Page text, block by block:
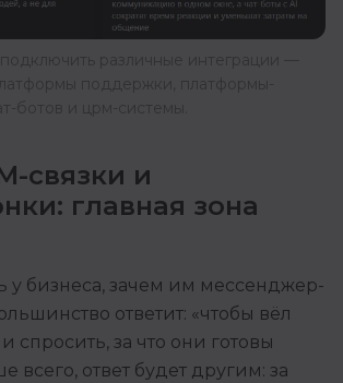
связки и
главная зона
у бизнеса, зачем им мессенджер-
ответит: «чтобы вёл
спросить, за что они готовы
всего, ответ будет другим: за